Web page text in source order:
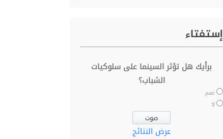
إستفتاء
برأيك هل تؤثر السينما على سلوكيات
الشباب؟
نعم
لا
عرض النتائج